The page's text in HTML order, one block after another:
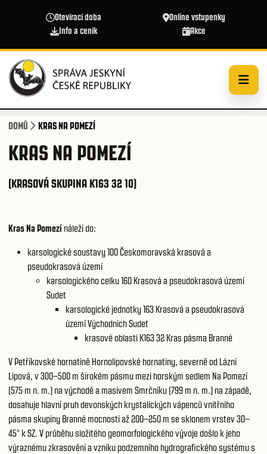
Otevírací doba
Online vstupenky
Info a ceník
Akce
DOMŮ KRAS NA POMEZÍ
KRAS NA POMEZÍ
(KRASOVÁ SKUPINA K163 32 10)
Kras Na Pomezí náleží do:
karsologické soustavy 100Českomoravská krasová a
pseudokrasová území
karsologického celku 160 Krasová a pseudokrasová území
Sudet
karsologické jednotky 163 Krasová a pseudokrasová
území Východních Sudet
krasové oblasti K163 32 Kras pásma Branné
V Petříkovské hornatině Hornolipovské hornatiny, severně od Lázní
Lipová, v 300–500 m širokém pásmu mezi horským sedlem Na Pomezí
(575 m n. m.) na východě a masivem Smrčníku (799 m n. m.) na západě,
dosahuje hlavní pruh devonských krystalických vápenců vnitřního
pásma skupiny Branné mocnosti až 200–250 m se sklonem vrstev 30–
45° k SZ. V průběhu složitého geomorfologického vývoje došlo k jeho
výraznému zkrasovění a vzniku podzemního hydrografického systému s